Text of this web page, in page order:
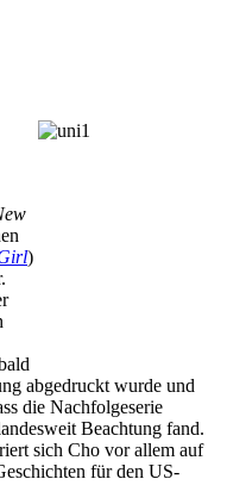
)
abgedruckt wurde und
die Nachfolgeserie
Beachtung fand.
sich Cho vor allem auf
für den US-